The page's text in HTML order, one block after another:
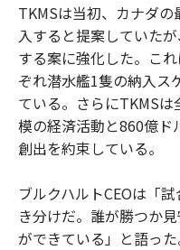
TKMSは当初、カナダ
入すると提案していた
する案に強化した。こ
ぞれ潜水艦1隻の納入ス
ている。さらにTKMS
模の経済活動と860億ド
創出を約束している。
ブルクハルトCEOは「
き分けだ。誰が勝つか
ができている」と語った